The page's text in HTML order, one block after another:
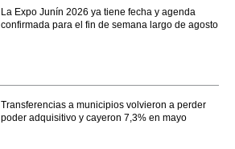
La Expo Junín 2026 ya tiene fecha y agenda
confirmada para el fin de semana largo de agosto
Transferencias a municipios volvieron a perder
poder adquisitivo y cayeron 7,3% en mayo